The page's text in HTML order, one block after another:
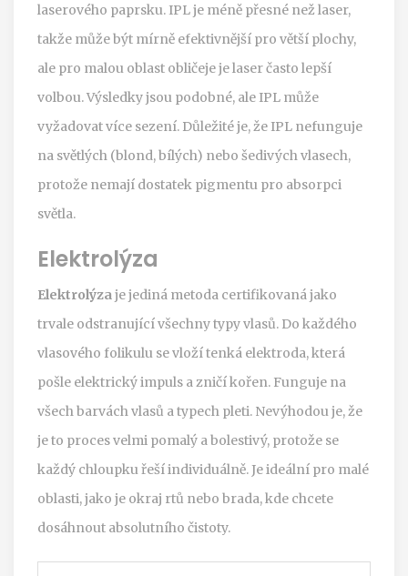
laserového paprsku. IPL je méně přesné než laser,
takže může být mírně efektivnější pro větší plochy,
ale pro malou oblast obličeje je laser často lepší
volbou. Výsledky jsou podobné, ale IPL může
vyžadovat více sezení. Důležité je, že IPL nefunguje
na světlých (blond, bílých) nebo šedivých vlasech,
protože nemají dostatek pigmentu pro absorpci
světla.
Elektrolýza
Elektrolýzajejediná metoda certifikovaná jako
trvale odstranující všechny typy vlasů. Do každého
vlasového folikulu se vloží tenká elektroda, která
pošle elektrický impuls a zničí kořen. Funguje na
všech barvách vlasů a typech pleti. Nevýhodou je, že
je to proces velmi pomalý a bolestivý, protože se
každý chloupku řeší individuálně. Je ideální pro malé
oblasti, jako je okraj rtů nebo brada, kde chcete
dosáhnout absolutního čistoty.